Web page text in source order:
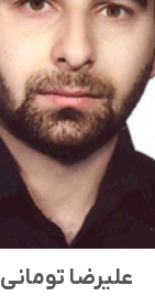
علیرضا تومانی